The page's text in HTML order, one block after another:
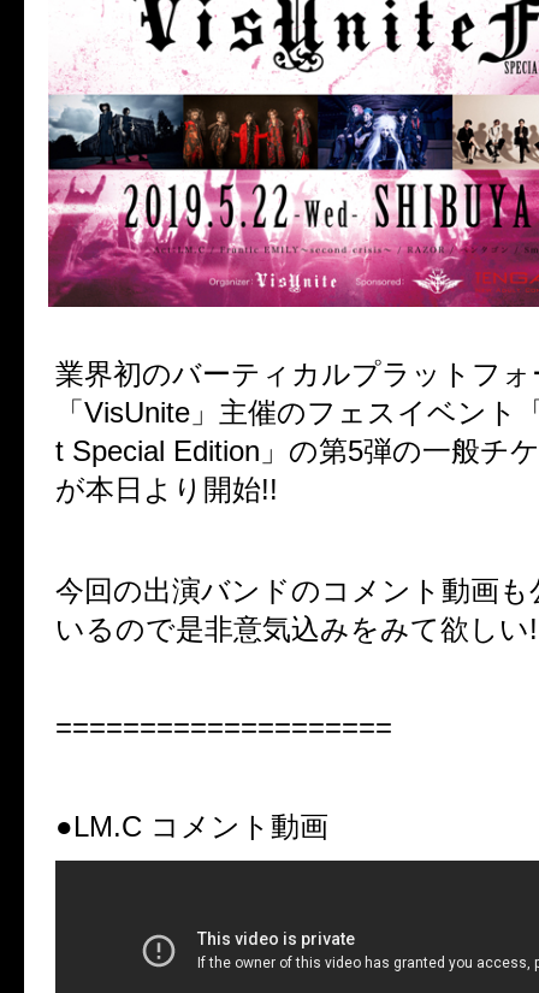
業界初のバーティカルプラットフ
「 VisUnite 」主催のフェスイベント
t Special Edition 」の第5弾の一般チ
が本日より開始!!
今回の出演バンドのコメント動画
いるので是非意気込みをみて欲しい
====================
●LM.C コメント動画